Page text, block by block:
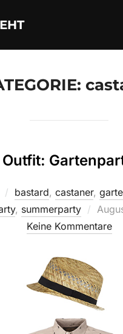
Outfit:
bastard, castaner,
, summerparty
am
Keine Kommentare